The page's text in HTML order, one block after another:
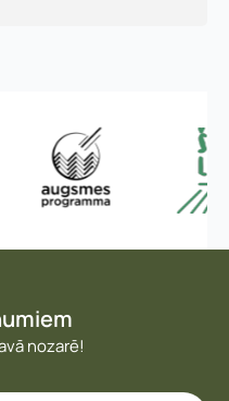
nozarē!